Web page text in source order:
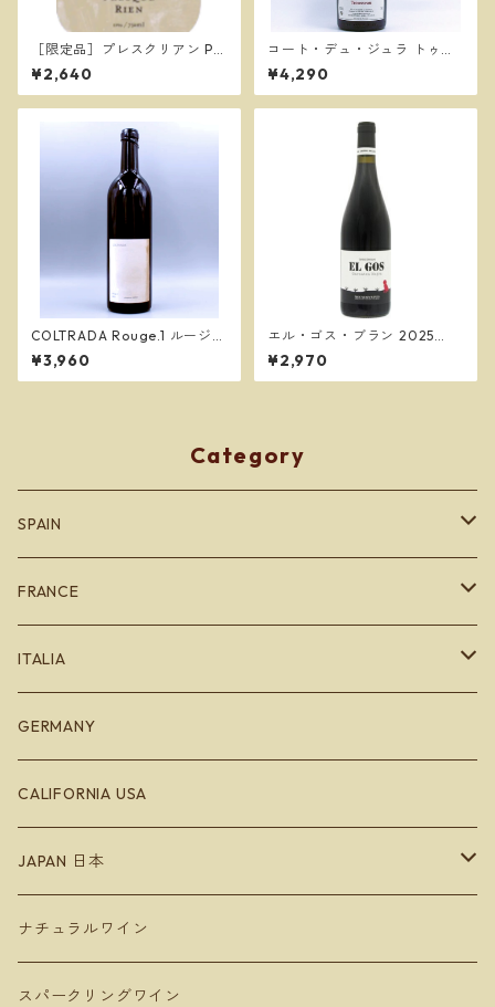
［限定品］プレスクリアン Pr
esque Rien 2025／ドメーヌ
トワ
¥2,640
コート・デュ・ジュラ トゥル
ソー 2025 / フィリップ・ヴァ
ンデル Philippe Vandelle
¥4,290
COLTRADA Rouge.1 ルージュ
.1 2022／コルトラーダ
¥3,960
エル・ゴス・ブラン 2025
（白） * エル・ゴス 2023
（赤） ／グリフォイ・デクラ
ラ GRIFOLL DECLARA
¥2,970
Category
SPAIN
カタルーニャ地方
バスク地方
Bodegas Loli Casado
リオハ
Bodegas Loli Casado
ガリシア地方
Raúl Pérez
バレンシア地方
ラ・マンチャ地方
アンダルシア地方
FRANCE
ブルゴーニュ
ボルドー
ラングドッグ
アルザス
ジュラ
ITALIA
エミリオロマーニャ
GERMANY
CALIFORNIA USA
JAPAN 日本
Hokkaido 北海道
Domaine Takahiko ドメーヌタカヒコ
青森
ナチュラルワイン
スパークリングワイン